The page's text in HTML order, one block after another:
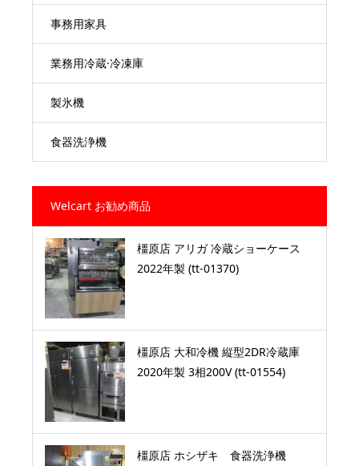
事務用家具
業務用冷蔵·冷凍庫
製氷機
食器洗浄機
Welcart お勧め商品
橿原店 アリガ 冷蔵ショーケース
2022年製 (tt-01370)
橿原店 大和冷機 縦型2DR冷蔵庫
2020年製 3相200V (tt-01554)
橿原店 ホシザキ 食器洗浄機